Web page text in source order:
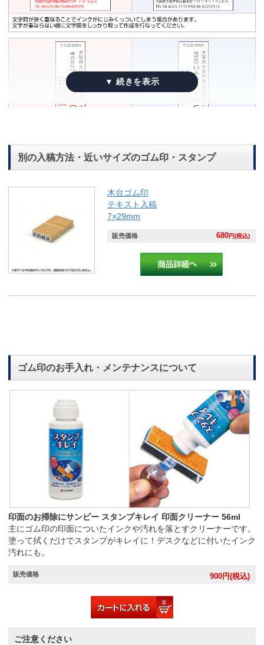
別の入稿方法・近いサイズのゴム印・スタンプ
木台ゴム印
テキスト入稿
7×29mm
販売価格 680円(税込)
ゴム印のお手入れ・メンテナンスについて
印面のお掃除にサンビー スタンプキレイ 印面クリーナー 56ml
主にゴム印の印面についたインクや汚れを落とすクリーナーです。
塗って拭くだけでスタンプがキレイに！デスクなどに付いたインク
汚れにも。
販売価格 900円(税込)
ご注意ください